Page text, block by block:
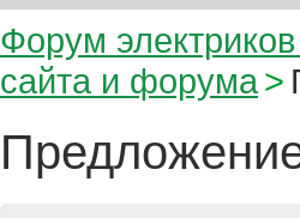
Форум электриков
сайта и форума>